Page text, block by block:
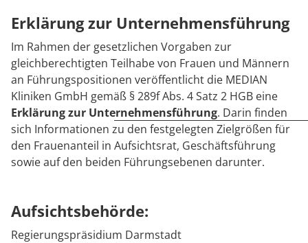
Erklärung zur Unternehmensführung
Im Rahmen der gesetzlichen Vorgaben zur
gleichberechtigten Teilhabe von Frauen und Männern
an Führungspositionen veröffentlicht die MEDIAN
Kliniken GmbH gemäß § 289f Abs. 4 Satz 2 HGB eine
Erklärung zur Unternehmensführung. Darin finden
sich Informationen zu den festgelegten Zielgrößen für
den Frauenanteil in Aufsichtsrat, Geschäftsführung
sowie auf den beiden Führungsebenen darunter.
Aufsichtsbehörde:
Regierungspräsidium Darmstadt